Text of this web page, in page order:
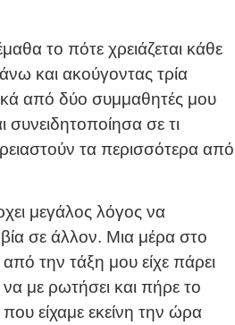
το πότε χρειάζεται κάθε
και ακούγοντας τρία
από δύο συμμαθητές μου
σε τι
τα περισσότερα από
μεγάλος λόγος να
σε άλλον. Μια μέρα στο
την τάξη μου είχε πάρει
με ρωτήσει και πήρε το
είχαμε εκείνη την ώρα